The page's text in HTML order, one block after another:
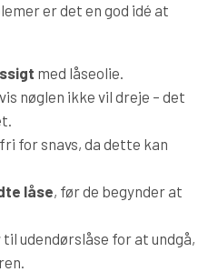
er det en god idé at
med låseolie.
nøglen ikke vil dreje – det
for snavs, da dette kan
låse, før de begynder at
til udendørslåse for at undgå,